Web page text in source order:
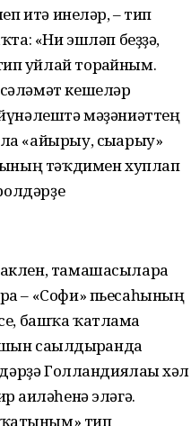
итә инеләр, – тип
«Ни эшләп беҙҙә,
уйлай торғайным.
кешеләр
мәҙәниәттең
«айырыу, сығарыу»
тәҡдимен хуплап
тама­шасыларға
– «Софи» пьесаһының
башҡа ҡатламға
сағылдырғанда
Голландиялағы хәл
эләгә.
тип